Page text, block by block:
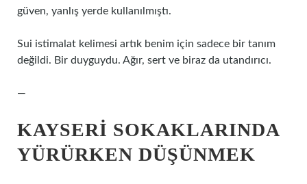
güven, yanlış yerde kullanılmıştı.
Sui istimalat kelimesi artık benim için sadece bir tanım
değildi. Bir duyguydu. Ağır, sert ve biraz da utandırıcı.
—
KAYSERI SOKAKLARINDA
YÜRÜRKEN DÜŞÜNMEK